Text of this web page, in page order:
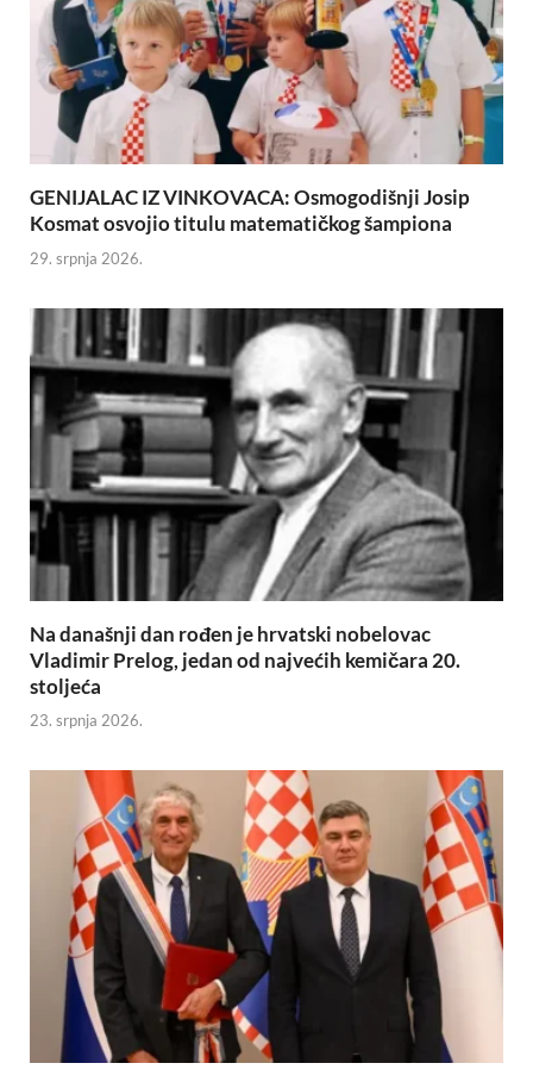
GENIJALAC IZ VINKOVACA: Osmogodišnji Josip
Kosmat osvojio titulu matematičkog šampiona
29. srpnja 2026.
Na današnji dan rođen je hrvatski nobelovac
Vladimir Prelog, jedan od najvećih kemičara 20.
stoljeća
23. srpnja 2026.